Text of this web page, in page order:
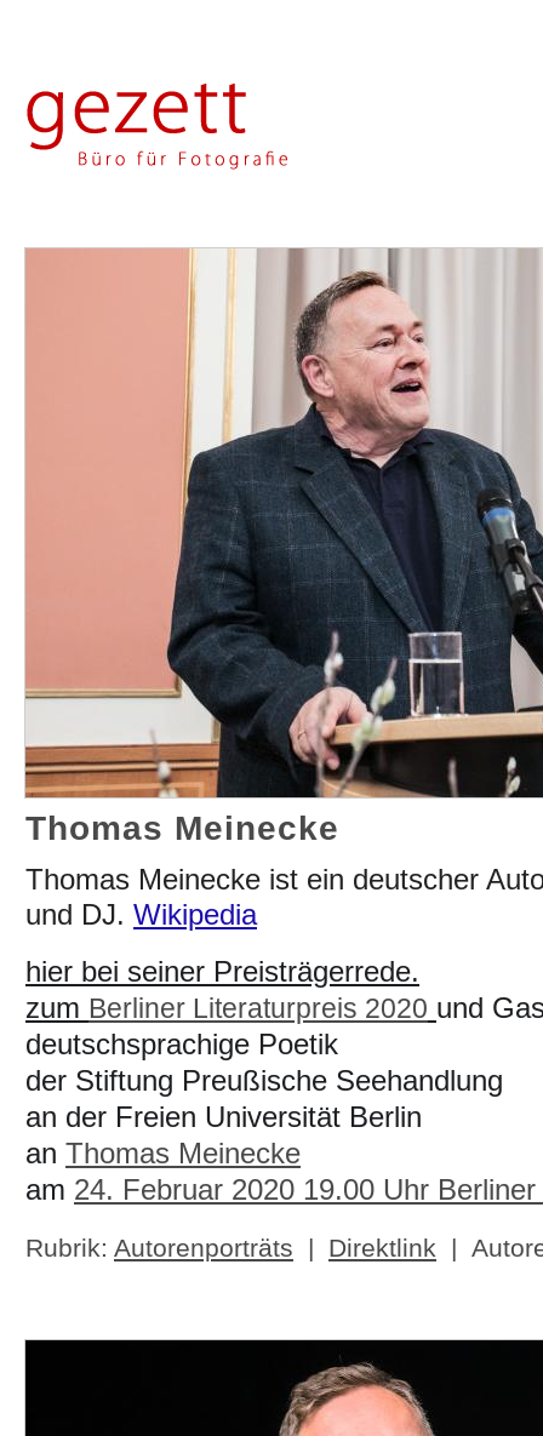
Thomas Meinecke
Thomas Meinecke ist ein deutscher
und DJ. Wikipedia
hier bei seiner Preisträgerrede.
zum Berliner Literaturpreis 2020 und
deutschsprachige Poetik
der Stiftung Preußische Seehandlung
an der Freien Universität Berlin
an Thomas Meinecke
am 24. Februar 2020 19.00 Uhr
Rubrik: Autorenporträts | Direktlink |